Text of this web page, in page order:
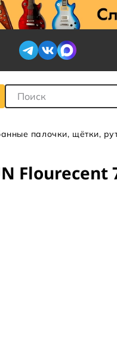
Поле для Поиска
палочки, щётки,
Flourecent